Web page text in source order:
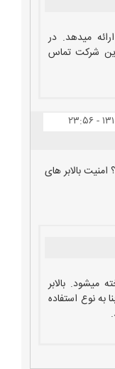
میدهد. در
شرکت تماس
میسازید؟ امنیت بالابر های
تا وزن ۱ تن ساخته میشود. بالابر
به نوع استفاده